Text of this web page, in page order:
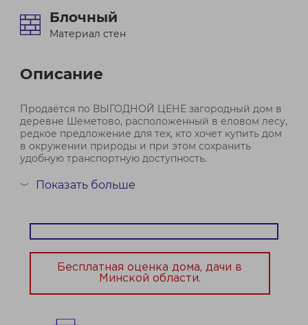
Блочный
Материал стен
Описание
Продаётся по ВЫГОДНОЙ ЦЕНЕ загородный дом в
деревне Шеметово, расположенный в еловом лесу,
редкое предложение для тех, кто хочет купить дом
в окружении природы и при этом сохранить
удобную транспортную доступность.
Дом находится рядом с национальным аэропортом,
﹀ Показать больше
Бесплатная оценка дома, дачи в
Минской области.